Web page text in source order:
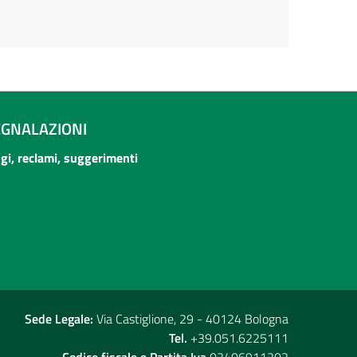
reclami, suggerimenti
Sede Legale: Via Castiglione, 29 - 40124 Bologna
Tel. +39.051.6225111